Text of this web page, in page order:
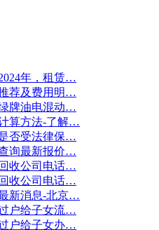
年，租赁…
荐及费用明…
牌油电混动…
算方法-了解…
否受法律保…
询最新报价…
收公司电话…
收公司电话…
新消息-北京…
户给子女流…
户给子女办…